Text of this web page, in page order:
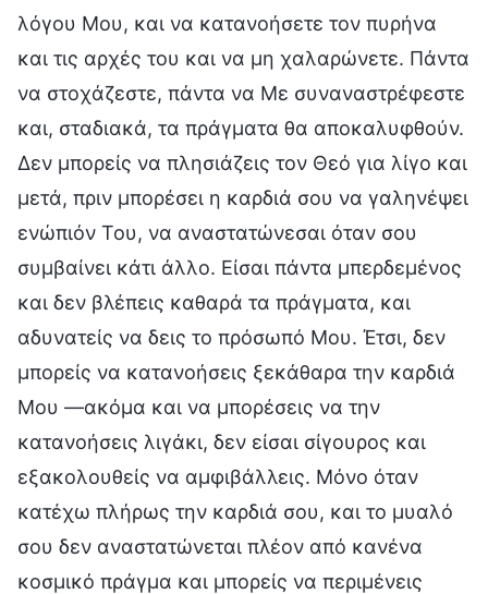
λόγου Μου, και να κατανοήσετε τον πυρήνα
και τις αρχές του και να μη χαλαρώνετε. Πάντα
να στοχάζεστε, πάντα να Με συναναστρέφεστε
και, σταδιακά, τα πράγματα θα αποκαλυφθούν.
Δεν μπορείς να πλησιάζεις τον Θεό για λίγο και
μετά, πριν μπορέσει η καρδιά σου να γαληνέψει
ενώπιόν Του, να αναστατώνεσαι όταν σου
συμβαίνει κάτι άλλο. Είσαι πάντα μπερδεμένος
και δεν βλέπεις καθαρά τα πράγματα, και
αδυνατείς να δεις το πρόσωπό Μου. Έτσι, δεν
μπορείς να κατανοήσεις ξεκάθαρα την καρδιά
Μου —ακόμα και να μπορέσεις να την
κατανοήσεις λιγάκι, δεν είσαι σίγουρος και
εξακολουθείς να αμφιβάλλεις. Μόνο όταν
κατέχω πλήρως την καρδιά σου, και το μυαλό
σου δεν αναστατώνεται πλέον από κανένα
κοσμικό πράγμα και μπορείς να περιμένεις